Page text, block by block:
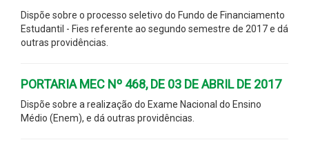
Dispõe sobre o processo seletivo do Fundo de Financiamento
Estudantil - Fies referente ao segundo semestre de 2017 e dá
outras providências.
PORTARIA MEC Nº 468, DE 03 DE ABRIL DE 2017
Dispõe sobre a realização do Exame Nacional do Ensino
Médio (Enem), e dá outras providências.